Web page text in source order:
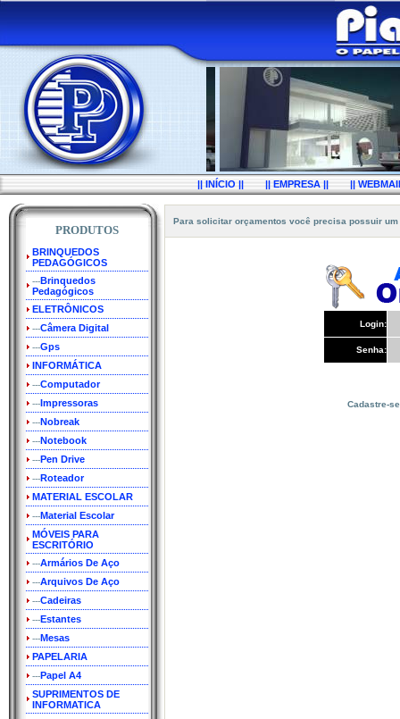
|| INÍCIO || || EMPRESA || ||
PRODUTOS
BRINQUEDOS
PEDAGÓGICOS
---Brinquedos
Pedagógicos
ELETRÔNICOS
---Câmera Digital
---Gps
INFORMÁTICA
---Computador
---Impressoras
---Nobreak
---Notebook
---Pen Drive
---Roteador
MATERIAL ESCOLAR
---Material Escolar
MÓVEIS PARA
ESCRITÓRIO
---Armários De Aço
---Arquivos De Aço
---Cadeiras
---Estantes
---Mesas
PAPELARIA
---Papel A4
SUPRIMENTOS DE
INFORMATICA
Para solicitar orçamentos você precisa possuir
Login:
Senha:
Cadastre-se